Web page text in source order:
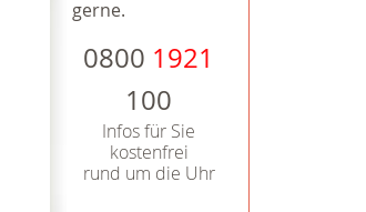
gerne.
0800 1921
100
Infos für Sie
kostenfrei
rund um die Uhr